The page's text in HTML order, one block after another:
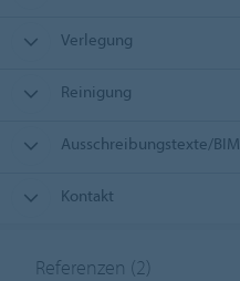
Verlegung
Reinigung
Ausschreibungstexte/BIM
Kontakt
Referenzen (2)